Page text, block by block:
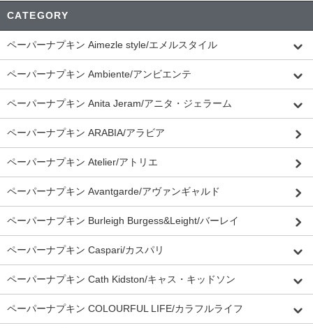
CATEGORY
ペーパーナプキン Aimezle style/エメルスタイル
ペーパーナプキン Ambiente/アンビエンテ
ペーパーナプキン Anita Jeram/アニタ・ジェラーム
ペーパーナプキン ARABIA/アラビア
ペーパーナプキン Atelier/アトリエ
ペーパーナプキン Avantgarde/アヴァンギャルド
ペーパーナプキン Burleigh Burgess&Leight/バーレイ
ペーパーナプキン Caspari/カスパリ
ペーパーナプキン Cath Kidston/キャス・キッドソン
ペーパーナプキン COLOURFUL LIFE/カラフルライフ